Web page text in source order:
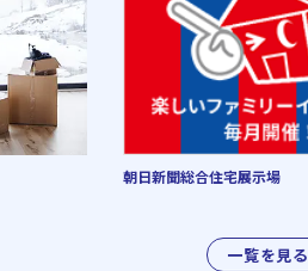
一覧を見る
朝日新聞総合住宅展示場